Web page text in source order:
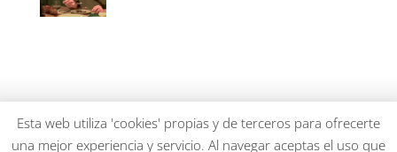
dianiagastronomica.com © 2026
Esta web utiliza 'cookies' propias y de terceros para ofrecerte
una mejor experiencia y servicio. Al navegar aceptas el uso que